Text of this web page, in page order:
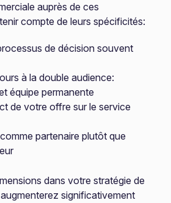
auprès de ces
compte de leurs spécificités:
de décision souvent
à la double audience:
équipe permanente
de votre offre sur le service
partenaire plutôt que
dans votre stratégie de
significativement